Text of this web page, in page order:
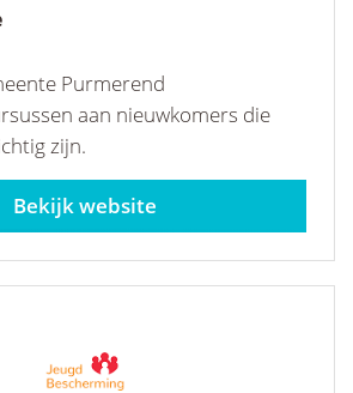
Purmerend
aan nieuwkomers die
zijn.